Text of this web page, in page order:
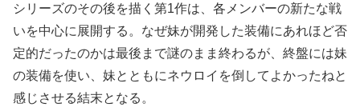
シリーズのその後を描く第1作は、各メンバーの新たな戦
いを中心に展開する。なぜ妹が開発した装備にあれほど否
定的だったのかは最後まで謎のまま終わるが、終盤には妹
の装備を使い、妹とともにネウロイを倒してよかったねと
感じさせる結末となる。